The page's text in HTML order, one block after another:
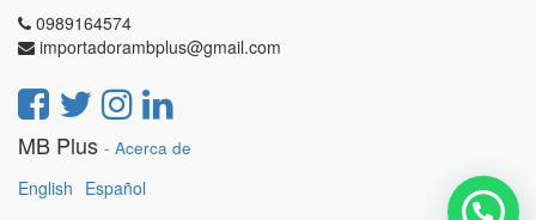
0989164574
importadorambplus@gmail.com
MB Plus - Acerca de
English Español